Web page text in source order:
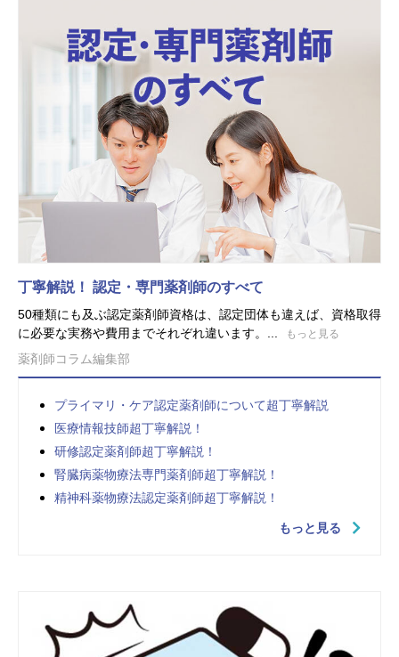
丁寧解説！ 認定・専門薬剤師のすべて
50種類にも及ぶ認定薬剤師資格は、認定団体も違えば、資格取得
に必要な実務や費用までそれぞれ違います。...
もっと見る
薬剤師コラム編集部
プライマリ・ケア認定薬剤師について超丁寧解説
医療情報技師超丁寧解説！
研修認定薬剤師超丁寧解説！
腎臓病薬物療法専門薬剤師超丁寧解説！
精神科薬物療法認定薬剤師超丁寧解説！
もっと見る